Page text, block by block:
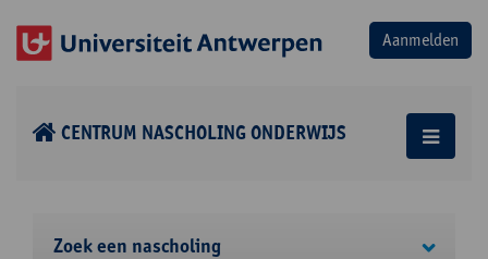
CENTRUM NASCHOLING ONDERWIJS
Zoek een nascholing